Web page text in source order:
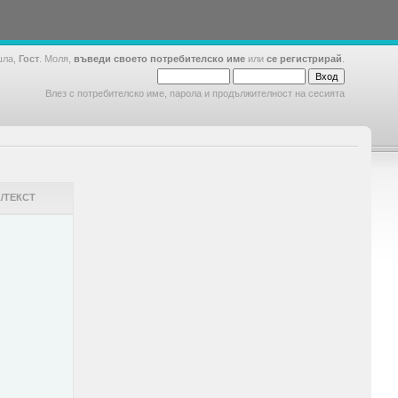
Гост . Моля, въведи своето потребителско име или се регистрирай
Влез с потребителско име, парола и продължителност на сесията